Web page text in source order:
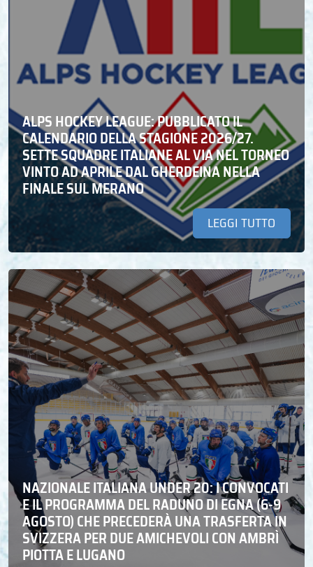
ALPS HOCKEY LEAGUE: PUBBLICATO IL
CALENDARIO DELLA STAGIONE 2026/27.
SETTE SQUADRE ITALIANE AL VIA NEL TORNEO
VINTO AD APRILE DAL GHERDEINA NELLA
FINALE SUL MERANO
LEGGI TUTTO
NAZIONALE ITALIANA UNDER 20: I CONVOCATI
E IL PROGRAMMA DEL RADUNO DI EGNA (6-9
AGOSTO) CHE PRECEDERÀ UNA TRASFERTA IN
SVIZZERA PER DUE AMICHEVOLI CON AMBRÌ
PIOTTA E LUGANO